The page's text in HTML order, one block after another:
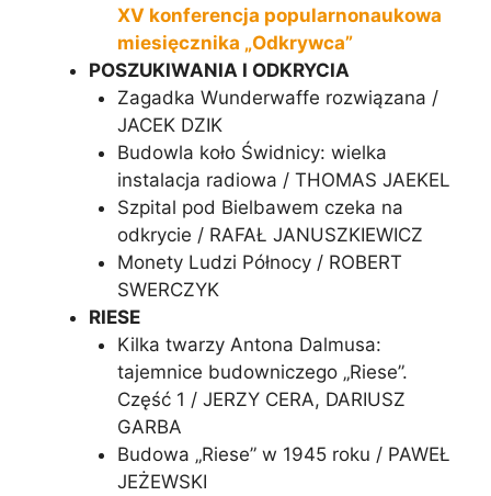
XV konferencja popularnonaukowa
miesięcznika „Odkrywca”
POSZUKIWANIA I ODKRYCIA
Zagadka Wunderwaffe rozwiązana /
JACEK DZIK
Budowla koło Świdnicy: wielka
instalacja radiowa / THOMAS JAEKEL
Szpital pod Bielbawem czeka na
odkrycie / RAFAŁ JANUSZKIEWICZ
Monety Ludzi Północy / ROBERT
SWERCZYK
RIESE
Kilka twarzy Antona Dalmusa:
tajemnice budowniczego „Riese”.
Część 1 / JERZY CERA, DARIUSZ
GARBA
Budowa „Riese” w 1945 roku / PAWEŁ
JEŻEWSKI